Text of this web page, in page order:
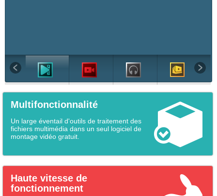
Multifonctionnalité
Un large éventail d'outils de traitement des
fichiers multimédia dans un seul logiciel de
montage vidéo gratuit.
Haute vitesse de
fonctionnement